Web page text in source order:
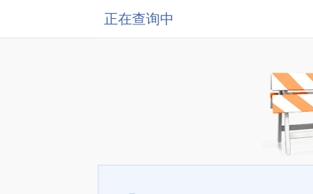
正在查询中